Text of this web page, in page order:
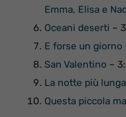
Emma, Elisa e
Oceani deserti –
E forse un giorno
San Valentino –
La notte più lunga
Questa piccola